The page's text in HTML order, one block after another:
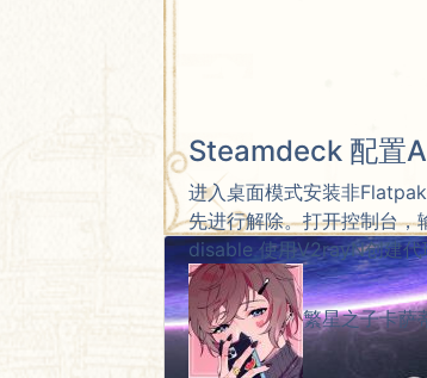
Steamdeck 配置
进入桌面模式安装非
先进行解除。打开控制台
disable 使用V2rayN创建代
繁星之子卡萨